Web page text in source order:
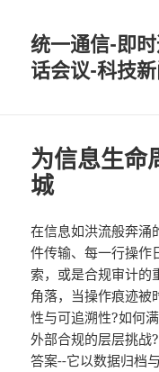
统一通信-即
话会议-科技
为信息生命
城
在信息如洪流般奔涌
件传输、每一行操作
索，或是合规审计的
角落，当操作痕迹被
性与可追溯性?如何
外部合规的层层挑战?
答案--它以数据归档